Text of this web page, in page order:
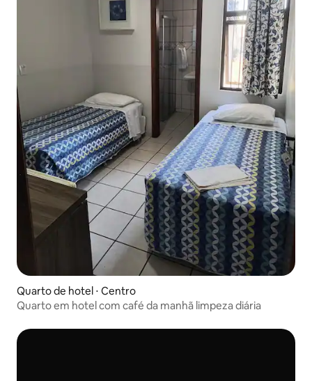
Quarto de hotel ⋅ Centro
Quarto em hotel com café da manhã limpeza diária